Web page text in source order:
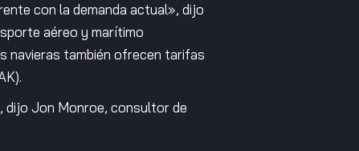
con la demanda actual», dijo
aéreo y marítimo
navieras también ofrecen tarifas
dijo Jon Monroe, consultor de